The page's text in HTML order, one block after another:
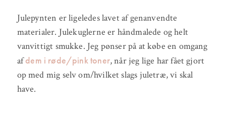
Julepynten er ligeledes lavet af genanvendte
materialer. Julekuglerne er håndmalede og helt
vanvittigt smukke. Jeg pønser på at købe en omgang
afdem i røde/pink toner, når jeg lige har fået gjort
op med mig selv om/hvilket slags juletræ, vi skal
have.